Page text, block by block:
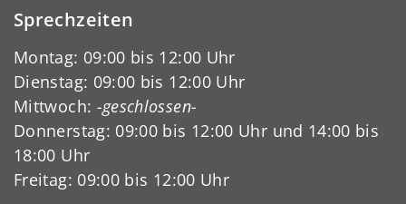
Sprechzeiten
Montag: 09:00 bis 12:00 Uhr
Dienstag: 09:00 bis 12:00 Uhr
Mittwoch: -geschlossen-
Donnerstag: 09:00 bis 12:00 Uhr und 14:00 bis
18:00 Uhr
Freitag: 09:00 bis 12:00 Uhr